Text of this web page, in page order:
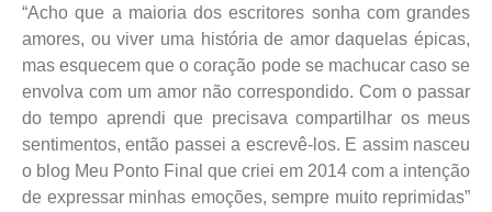
“Acho que a maioria dos escritores sonha com grandes
amores, ou viver uma história de amor daquelas épicas,
mas esquecem que o coração pode se machucar caso se
envolva com um amor não correspondido. Com o passar
do tempo aprendi que precisava compartilhar os meus
sentimentos, então passei a escrevê-los. E assim nasceu
o blog Meu Ponto Final que criei em 2014 com a intenção
de expressar minhas emoções, sempre muito reprimidas”